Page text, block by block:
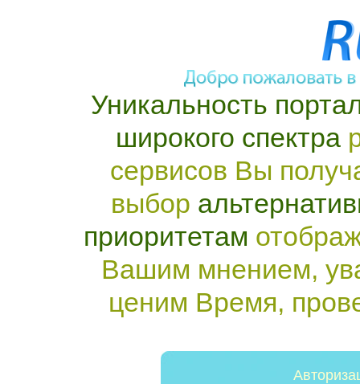
Уникальность
широкого спектра
сервисов Вы
выбор
приоритетам
Вашим мнением,
ценим Время,